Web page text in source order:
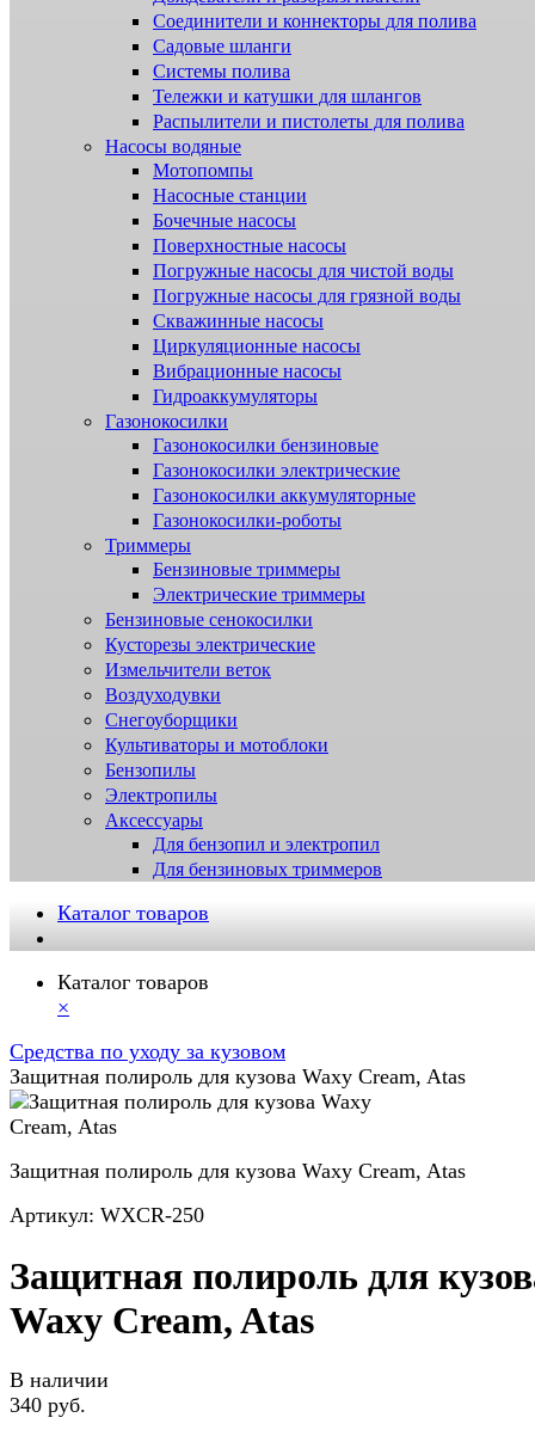
Соединители и коннекторы для полива
Садовые шланги
Системы полива
Тележки и катушки для шлангов
Распылители и пистолеты для полива
Насосы водяные
Мотопомпы
Насосные станции
Бочечные насосы
Поверхностные насосы
Погружные насосы для чистой воды
Погружные насосы для грязной воды
Скважинные насосы
Циркуляционные насосы
Вибрационные насосы
Гидроаккумуляторы
Газонокосилки
Газонокосилки бензиновые
Газонокосилки электрические
Газонокосилки аккумуляторные
Газонокосилки-роботы
Триммеры
Бензиновые триммеры
Электрические триммеры
Бензиновые сенокосилки
Кусторезы электрические
Измельчители веток
Воздуходувки
Снегоуборщики
Культиваторы и мотоблоки
Бензопилы
Электропилы
Аксессуары
Для бензопил и электропил
Для бензиновых триммеров
Каталог товаров
Каталог товаров
×
Средства по уходу за кузовом
Защитная полироль для кузова Waxy Cream, Atas
Защитная полироль для кузова Waxy Cream, Atas
Артикул: WXCR-250
Защитная полироль для
Waxy Cream, Atas
В наличии
340 руб.